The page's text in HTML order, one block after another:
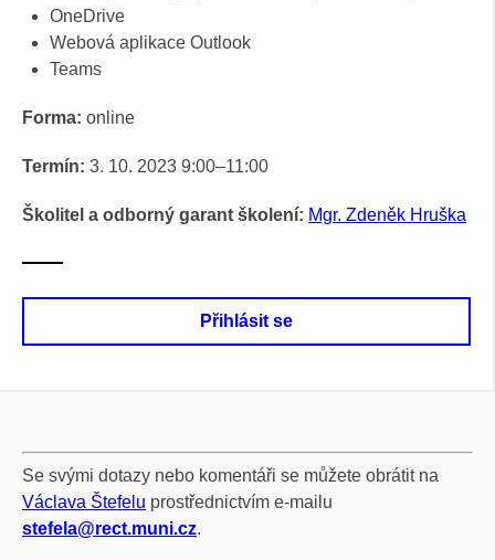
OneDrive
Webová aplikace Outlook
Teams
Forma: online
Termín: 3. 10. 2023 9:00–11:00
Školitel a odborný garant školení: Mgr. Zdeněk Hruška
Přihlásit se
Se svými dotazy nebo komentáři se můžete obrátit na
Václava Štefelu prostřednictvím e-mailu
stefela@rect.muni.cz.